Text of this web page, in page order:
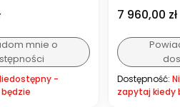
mnie o
-
Cena
7 960,00 zł
Dostępność:
zapytaj kiedy